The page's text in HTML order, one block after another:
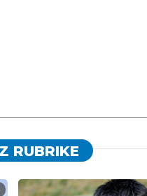
RUBRIKE